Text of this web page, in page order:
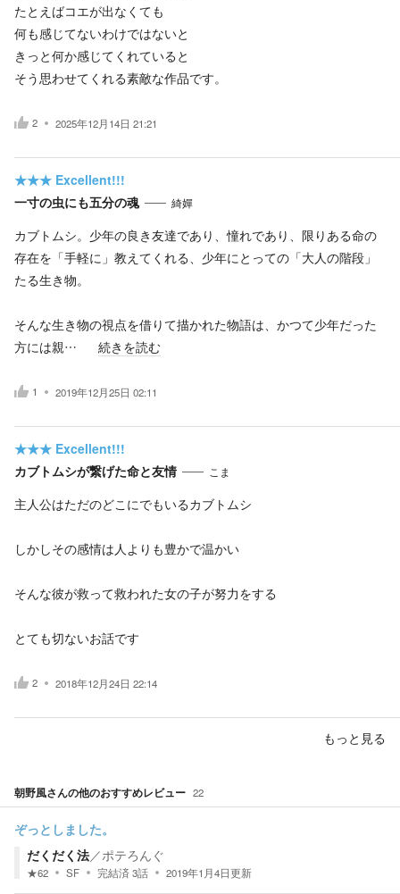
たとえばコエが出なくても
何も感じてないわけではないと
きっと何か感じてくれていると
そう思わせてくれる素敵な作品です。
2 2025年12月14日 21:21
★★★ Excellent!!!
一寸の虫にも五分の魂
綺嬋
カブトムシ。少年の良き友達であり、憧れであり、限りある命の
存在を「手軽に」教えてくれる、少年にとっての「大人の階段」
たる生き物。
そんな生き物の視点を借りて描かれた物語は、かつて少年だった
方には親…
続きを読む
1 2019年12月25日 02:11
★★★ Excellent!!!
カブトムシが繋げた命と友情
こま
主人公はただのどこにでもいるカブトムシ
しかしその感情は人よりも豊かで温かい
そんな彼が救って救われた女の子が努力をする
とても切ないお話です
2 2018年12月24日 22:14
もっと見る
朝野風さんの他のおすすめレビュー 22
ぞっとしました。
だくだく法／ポテろんぐ
★62 SF 完結済3話 2019年1月4日更新